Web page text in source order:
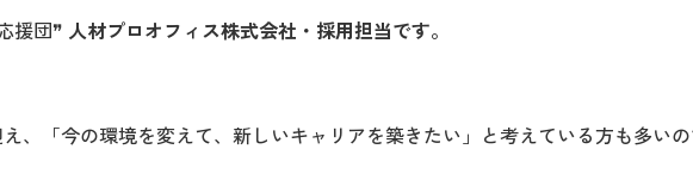
援団❞ 人材プロオフィス株式会社・採用担当です。
、「今の環境を変えて、新しいキャリアを築きたい」と考えている方も多いの